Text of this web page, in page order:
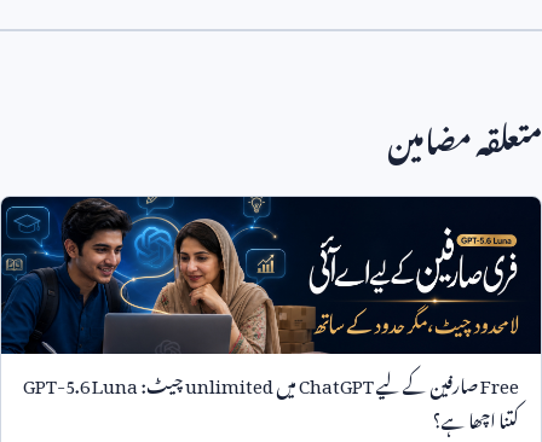
متعلقہ مضامین
Freeصارفین کے لیےChatGPTمیںunlimitedچیٹ:GPT-5.6 Luna
کتنا اچھا ہے؟